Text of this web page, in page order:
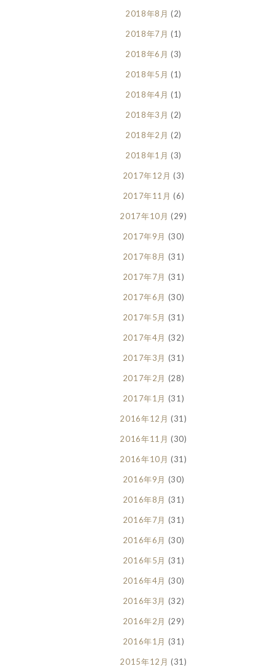
2018年8月 (2)
2018年7月 (1)
2018年6月 (3)
2018年5月 (1)
2018年4月 (1)
2018年3月 (2)
2018年2月 (2)
2018年1月 (3)
2017年12月 (3)
2017年11月 (6)
2017年10月 (29)
2017年9月 (30)
2017年8月 (31)
2017年7月 (31)
2017年6月 (30)
2017年5月 (31)
2017年4月 (32)
2017年3月 (31)
2017年2月 (28)
2017年1月 (31)
2016年12月 (31)
2016年11月 (30)
2016年10月 (31)
2016年9月 (30)
2016年8月 (31)
2016年7月 (31)
2016年6月 (30)
2016年5月 (31)
2016年4月 (30)
2016年3月 (32)
2016年2月 (29)
2016年1月 (31)
2015年12月 (31)